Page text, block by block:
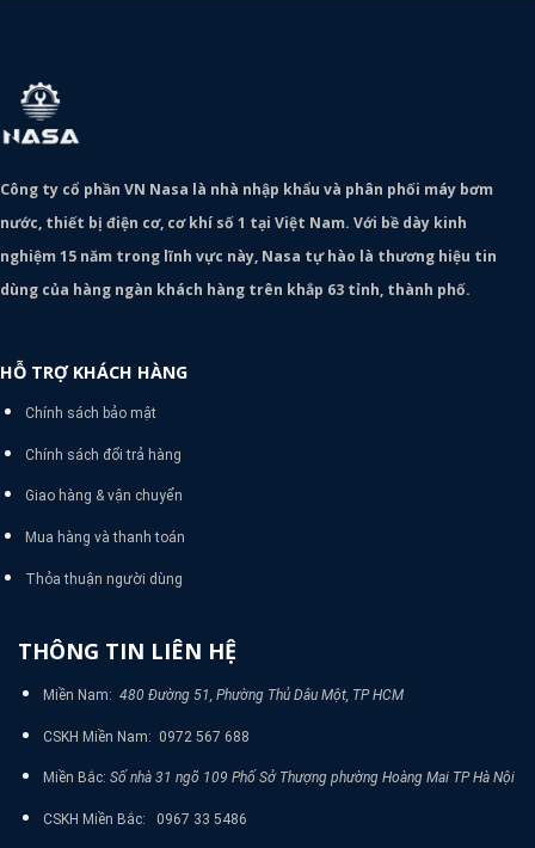
Công ty cổ phần VN Nasa là nhà nhập khẩu và phân phối máy bơm
nước, thiết bị điện cơ, cơ khí số 1 tại Việt Nam. Với bề dày kinh
nghiệm 15 năm trong lĩnh vực này, Nasa tự hào là thương hiệu tin
dùng của hàng ngàn khách hàng trên khắp 63 tỉnh, thành phố.
HỖ TRỢ KHÁCH HÀNG
Chính sách bảo mật
Chính sách đổi trả hàng
Giao hàng & vận chuyển
Mua hàng và thanh toán
Thỏa thuận người dùng
THÔNG TIN LIÊN HỆ
Miền Nam: 480 Đường 51, Phường Thủ Dâu Một, TP HCM
CSKH Miền Nam: 0972 567 688
Miền Bắc: Số nhà 31 ngõ 109 Phố Sở Thượng phường Hoàng Mai TP Hà Nội
CSKH Miền Bắc: 0967 33 5486